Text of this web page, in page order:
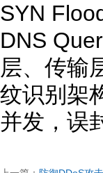
SYN
DNS
层、传输
纹识别架
并发，误